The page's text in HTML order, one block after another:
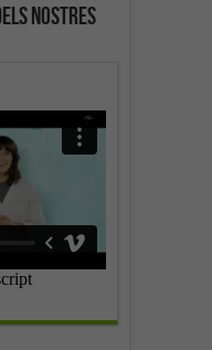
nostres